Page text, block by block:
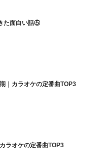
た面白い話⑤
｜カラオケの定番曲TOP3
ラオケの定番曲TOP3